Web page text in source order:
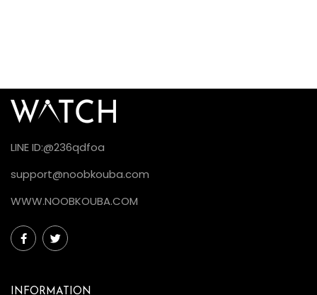
LINE ID:@236qdfoa
support@noobkouba.com
WWW.NOOBKOUBA.COM
INFORMATION